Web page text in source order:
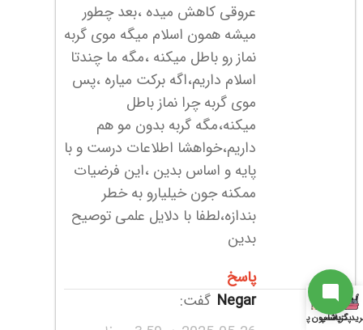
عروقی کاهش میده ،بعد چطور
میشه همون اسلام میگه موی گربه
نماز رو باطل میکنه ،مگه ما چندتا
اسلام داریم،اگه برکت میاره ،پس
موی گربه چرا نماز باطل
میکنه،مگه گربه بدون مو هم
داریم،خواهشا اطلاعات درست و با
پایه و اساس بدین ،این فرضیات
ممکنه جون خیلیارو به خطر
بندازه،لطفا با دلایل علمی توصیح
بدین
پاسخ
Negar
گفت:
از آخرین تخفیفات ما باخبر شو
به جمع ما اضافه شو
ارتباط با پشتیبان
گربه
پت شاپ
پانسیون پت